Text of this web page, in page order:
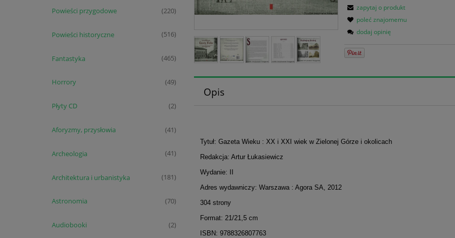
Powieści przygodowe (220)
Powieści historyczne (516)
Fantastyka (465)
Horrory (49)
Płyty CD (2)
Aforyzmy, przysłowia (41)
Archeologia (41)
Architektura i urbanistyka (181)
Astronomia (70)
Audiobooki (2)
zapytaj o produkt
poleć znajomemu
dodaj opinię
Opis
Tytuł: Gazeta Wieku : XX i XXI wiek w Zielonej Górze i okolicach
Redakcja: Artur Łukasiewicz
Wydanie: II
Adres wydawniczy: Warszawa : Agora SA, 2012
304 strony
Format: 21/21,5 cm
ISBN: 9788326807763